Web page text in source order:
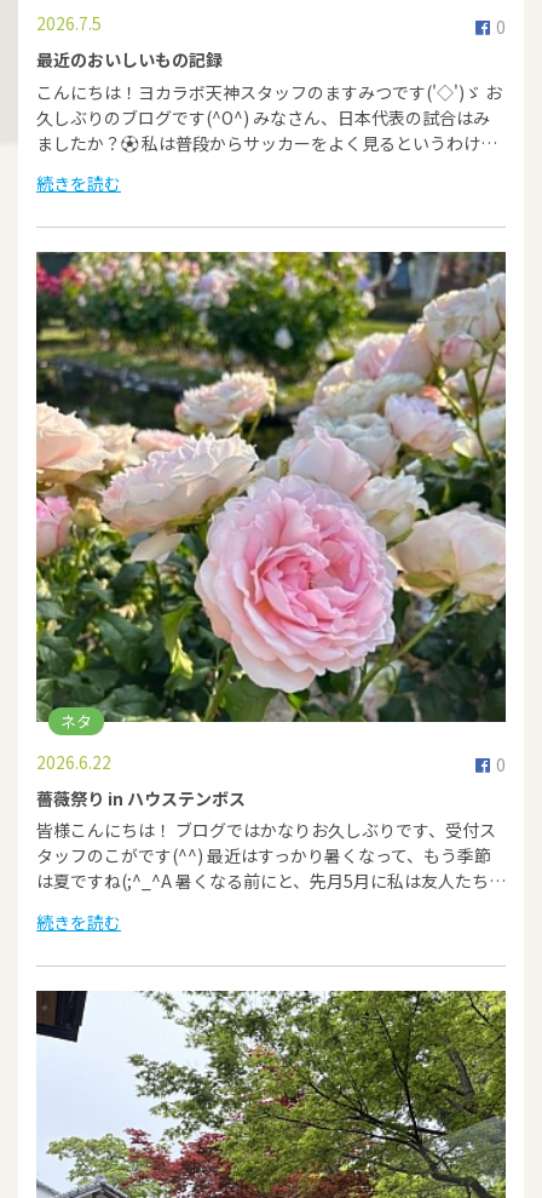
0
2026.7.5
最近のおいしいもの記録
こんにちは！ヨカラボ天神スタッフのますみつです('◇')ゞ お
久しぶりのブログです(^O^) みなさん、日本代表の試合はみ
ましたか？⚽ 私は普段からサッカーをよく見るというわけ…
続きを読む
ネタ
0
2026.6.22
薔薇祭り in ハウステンボス
皆様こんにちは！ ブログではかなりお久しぶりです、受付ス
タッフのこがです(^^) 最近はすっかり暑くなって、もう季節
は夏ですね(;^_^A 暑くなる前にと、先月5月に私は友人たち…
続きを読む